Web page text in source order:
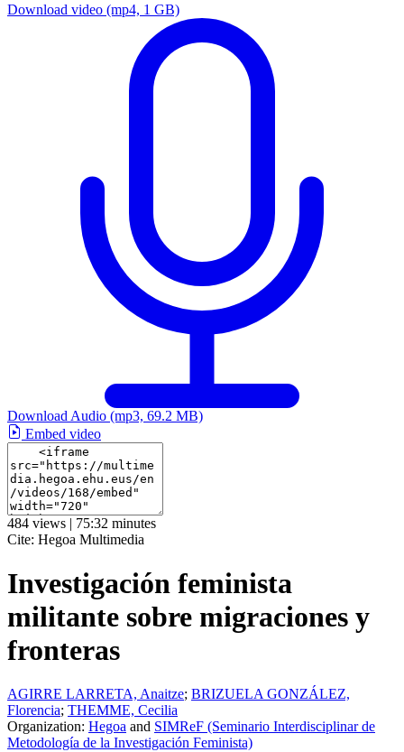
Download video (mp4, 1 GB)
Download Audio (mp3, 69.2 MB)
Embed video
484 views | 75:32 minutes
Cite: Hegoa Multimedia
Investigación feminista
militante sobre migraciones y
fronteras
AGIRRE LARRETA, Anaitze; BRIZUELA GONZÁLEZ,
Florencia; THEMME, Cecilia
Organization: Hegoa and SIMReF (Seminario Interdisciplinar de
Metodología de la Investigación Feminista)